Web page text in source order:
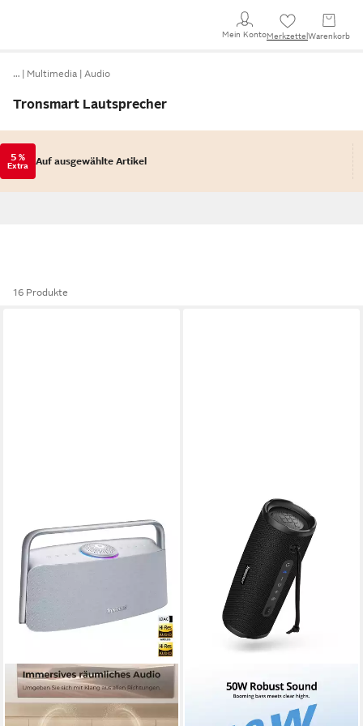
Mein KontoMerkzettel Warenkorb
… Multimedia Audio
Tronsmart Lautsprecher
5 %
Extra Auf ausgewählte Artikel
16 Produkte